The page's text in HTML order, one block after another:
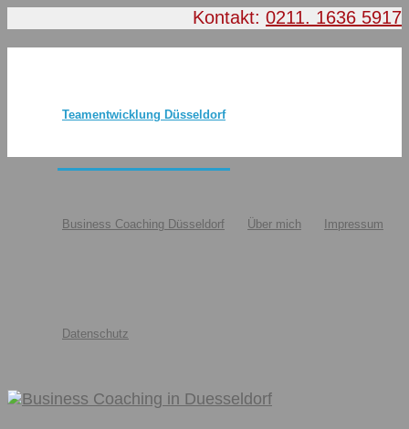
Kontakt: 0211. 1636 5917
Teamentwicklung Düsseldorf
Business Coaching Düsseldorf Über mich Impressum
Datenschutz